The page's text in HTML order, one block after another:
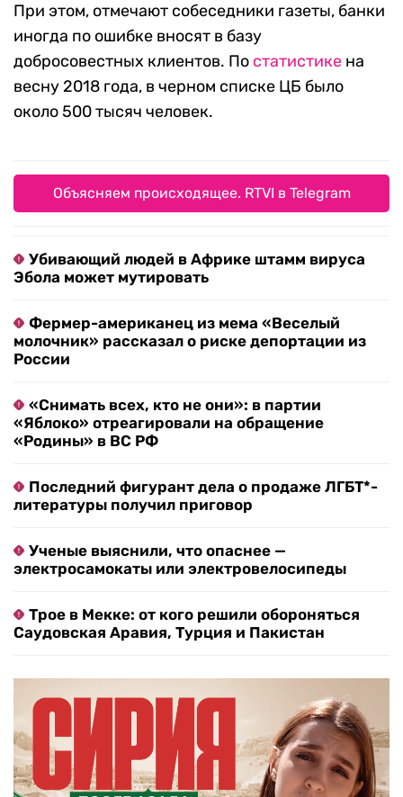
При этом, отмечают собеседники газеты, банки
иногда по ошибке вносят в базу
добросовестных клиентов. По статистике на
весну 2018 года, в черном списке ЦБ было
около 500 тысяч человек.
Объясняем происходящее. RTVI в Telegram
Убивающий людей в Африке штамм вируса
Эбола может мутировать
Фермер-американец из мема «Веселый
молочник» рассказал о риске депортации из
России
«Снимать всех, кто не они»: в партии
«Яблоко» отреагировали на обращение
«Родины» в ВС РФ
Последний фигурант дела о продаже ЛГБТ*-
литературы получил приговор
Ученые выяснили, что опаснее —
электросамокаты или электровелосипеды
Трое в Мекке: от кого решили обороняться
Саудовская Аравия, Турция и Пакистан